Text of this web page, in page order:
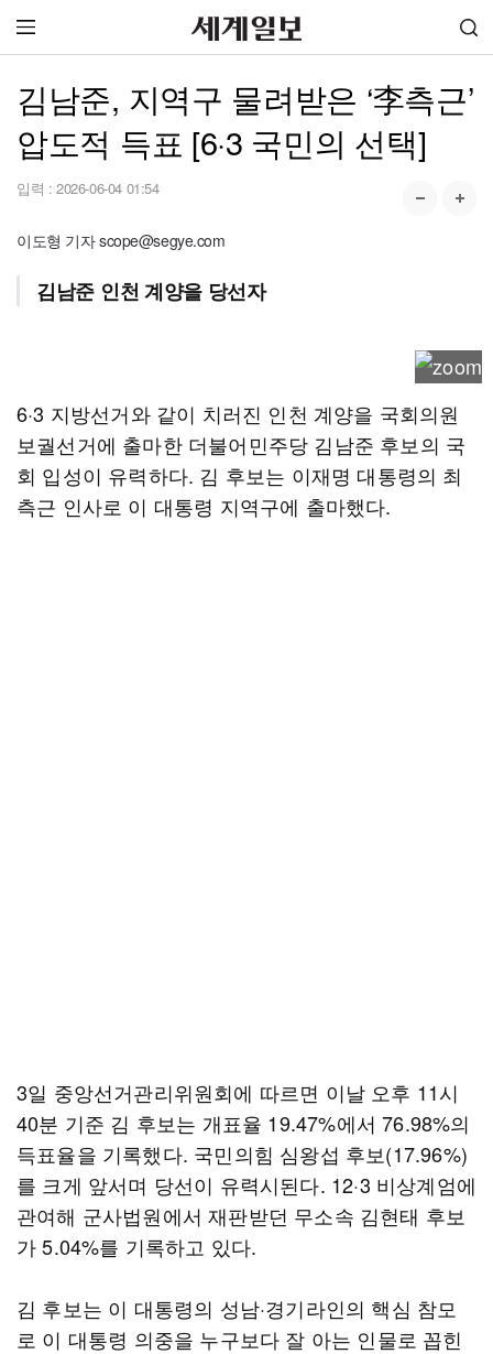
김남준, 지역구 물려받은 ‘李측근’
압도적 득표 [6·3 국민의 선택]
입력 : 2026-06-04 01:54
이도형 기자 scope@segye.com
김남준 인천 계양을 당선자
6·3 지방선거와 같이 치러진 인천 계양을 국회의원
보궐선거에 출마한 더불어민주당 김남준 후보의 국
회 입성이 유력하다. 김 후보는 이재명 대통령의 최
측근 인사로 이 대통령 지역구에 출마했다.
3일 중앙선거관리위원회에 따르면 이날 오후 11시
40분 기준 김 후보는 개표율 19.47%에서 76.98%의
득표율을 기록했다. 국민의힘 심왕섭 후보(17.96%)
를 크게 앞서며 당선이 유력시된다. 12·3 비상계엄에
관여해 군사법원에서 재판받던 무소속 김현태 후보
가 5.04%를 기록하고 있다.
김 후보는 이 대통령의 성남·경기라인의 핵심 참모
로 이 대통령 의중을 누구보다 잘 아는 인물로 꼽힌